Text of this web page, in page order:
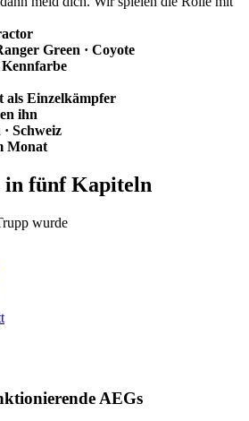
Green · Coyote
als Einzelkämpfer
ihn
Schweiz
Monat
in fünf Kapiteln
wurde
AEGs